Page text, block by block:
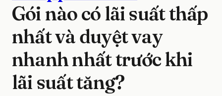
Gói nào có lãi suất thấp
nhất và duyệt vay
nhanh nhất trước khi
lãi suất tăng?